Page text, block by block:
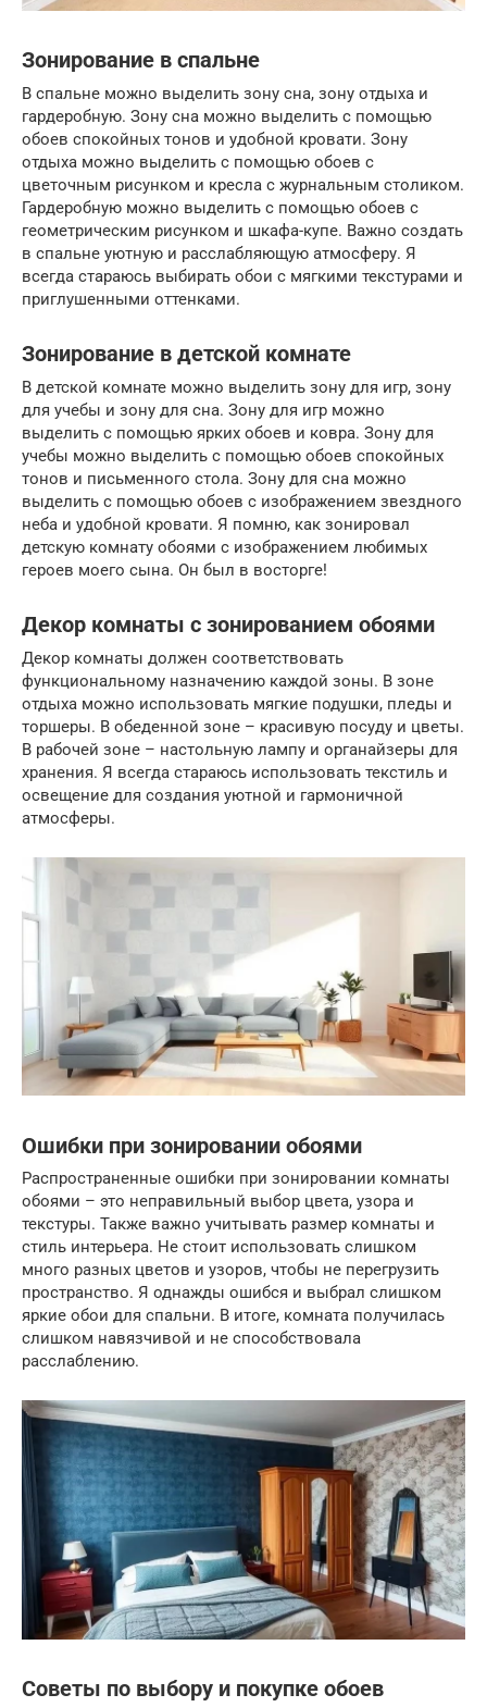
Зонирование в спальне
В спальне можно выделить зону сна, зону отдыха и
гардеробную. Зону сна можно выделить с помощью
обоев спокойных тонов и удобной кровати. Зону
отдыха можно выделить с помощью обоев с
цветочным рисунком и кресла с журнальным столиком.
Гардеробную можно выделить с помощью обоев с
геометрическим рисунком и шкафа-купе. Важно создать
в спальне уютную и расслабляющую атмосферу. Я
всегда стараюсь выбирать обои с мягкими текстурами и
приглушенными оттенками.
Зонирование в детской комнате
В детской комнате можно выделить зону для игр, зону
для учебы и зону для сна. Зону для игр можно
выделить с помощью ярких обоев и ковра. Зону для
учебы можно выделить с помощью обоев спокойных
тонов и письменного стола. Зону для сна можно
выделить с помощью обоев с изображением звездного
неба и удобной кровати. Я помню, как зонировал
детскую комнату обоями с изображением любимых
героев моего сына. Он был в восторге!
Декор комнаты с зонированием обоями
Декор комнаты должен соответствовать
функциональному назначению каждой зоны. В зоне
отдыха можно использовать мягкие подушки, пледы и
торшеры. В обеденной зоне – красивую посуду и цветы.
В рабочей зоне – настольную лампу и органайзеры для
хранения. Я всегда стараюсь использовать текстиль и
освещение для создания уютной и гармоничной
атмосферы.
Ошибки при зонировании обоями
Распространенные ошибки при зонировании комнаты
обоями – это неправильный выбор цвета, узора и
текстуры. Также важно учитывать размер комнаты и
стиль интерьера. Не стоит использовать слишком
много разных цветов и узоров, чтобы не перегрузить
пространство. Я однажды ошибся и выбрал слишком
яркие обои для спальни. В итоге, комната получилась
слишком навязчивой и не способствовала
расслаблению.
Советы по выбору и покупке обоев